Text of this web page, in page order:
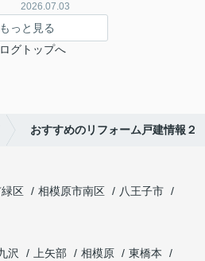
2026.07.03
もっと見る
グトップへ
おすすめのリフォーム戸建情報２
区 相模原市南区
八王子市
沢 上矢部 相模原
東橋本